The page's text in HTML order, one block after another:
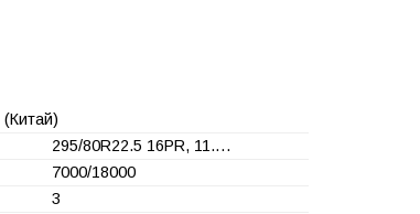
(Китай)
295/80R22.5 16PR, 11.…
7000/18000
3